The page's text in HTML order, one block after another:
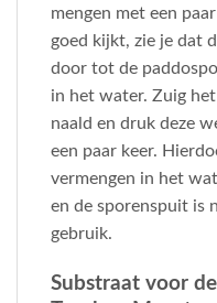
mengen met een
goed kijkt, zie je dat
door tot de
in het water. Zuig
naald en druk deze
een paar keer.
vermengen in het
en de sporenspuit is
gebruik.
Substraat voor